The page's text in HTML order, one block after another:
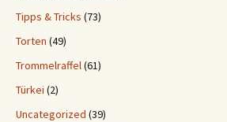
Tipps & Tricks (73)
Torten (49)
Trommelraffel(61)
Türkei (2)
Uncategorized (39)